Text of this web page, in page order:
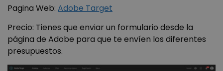
Pagina Web: Adobe Target
Precio: Tienes que enviar un formulario desde la
página de Adobe para que te envíen los diferentes
presupuestos.
.activehosted.com
59